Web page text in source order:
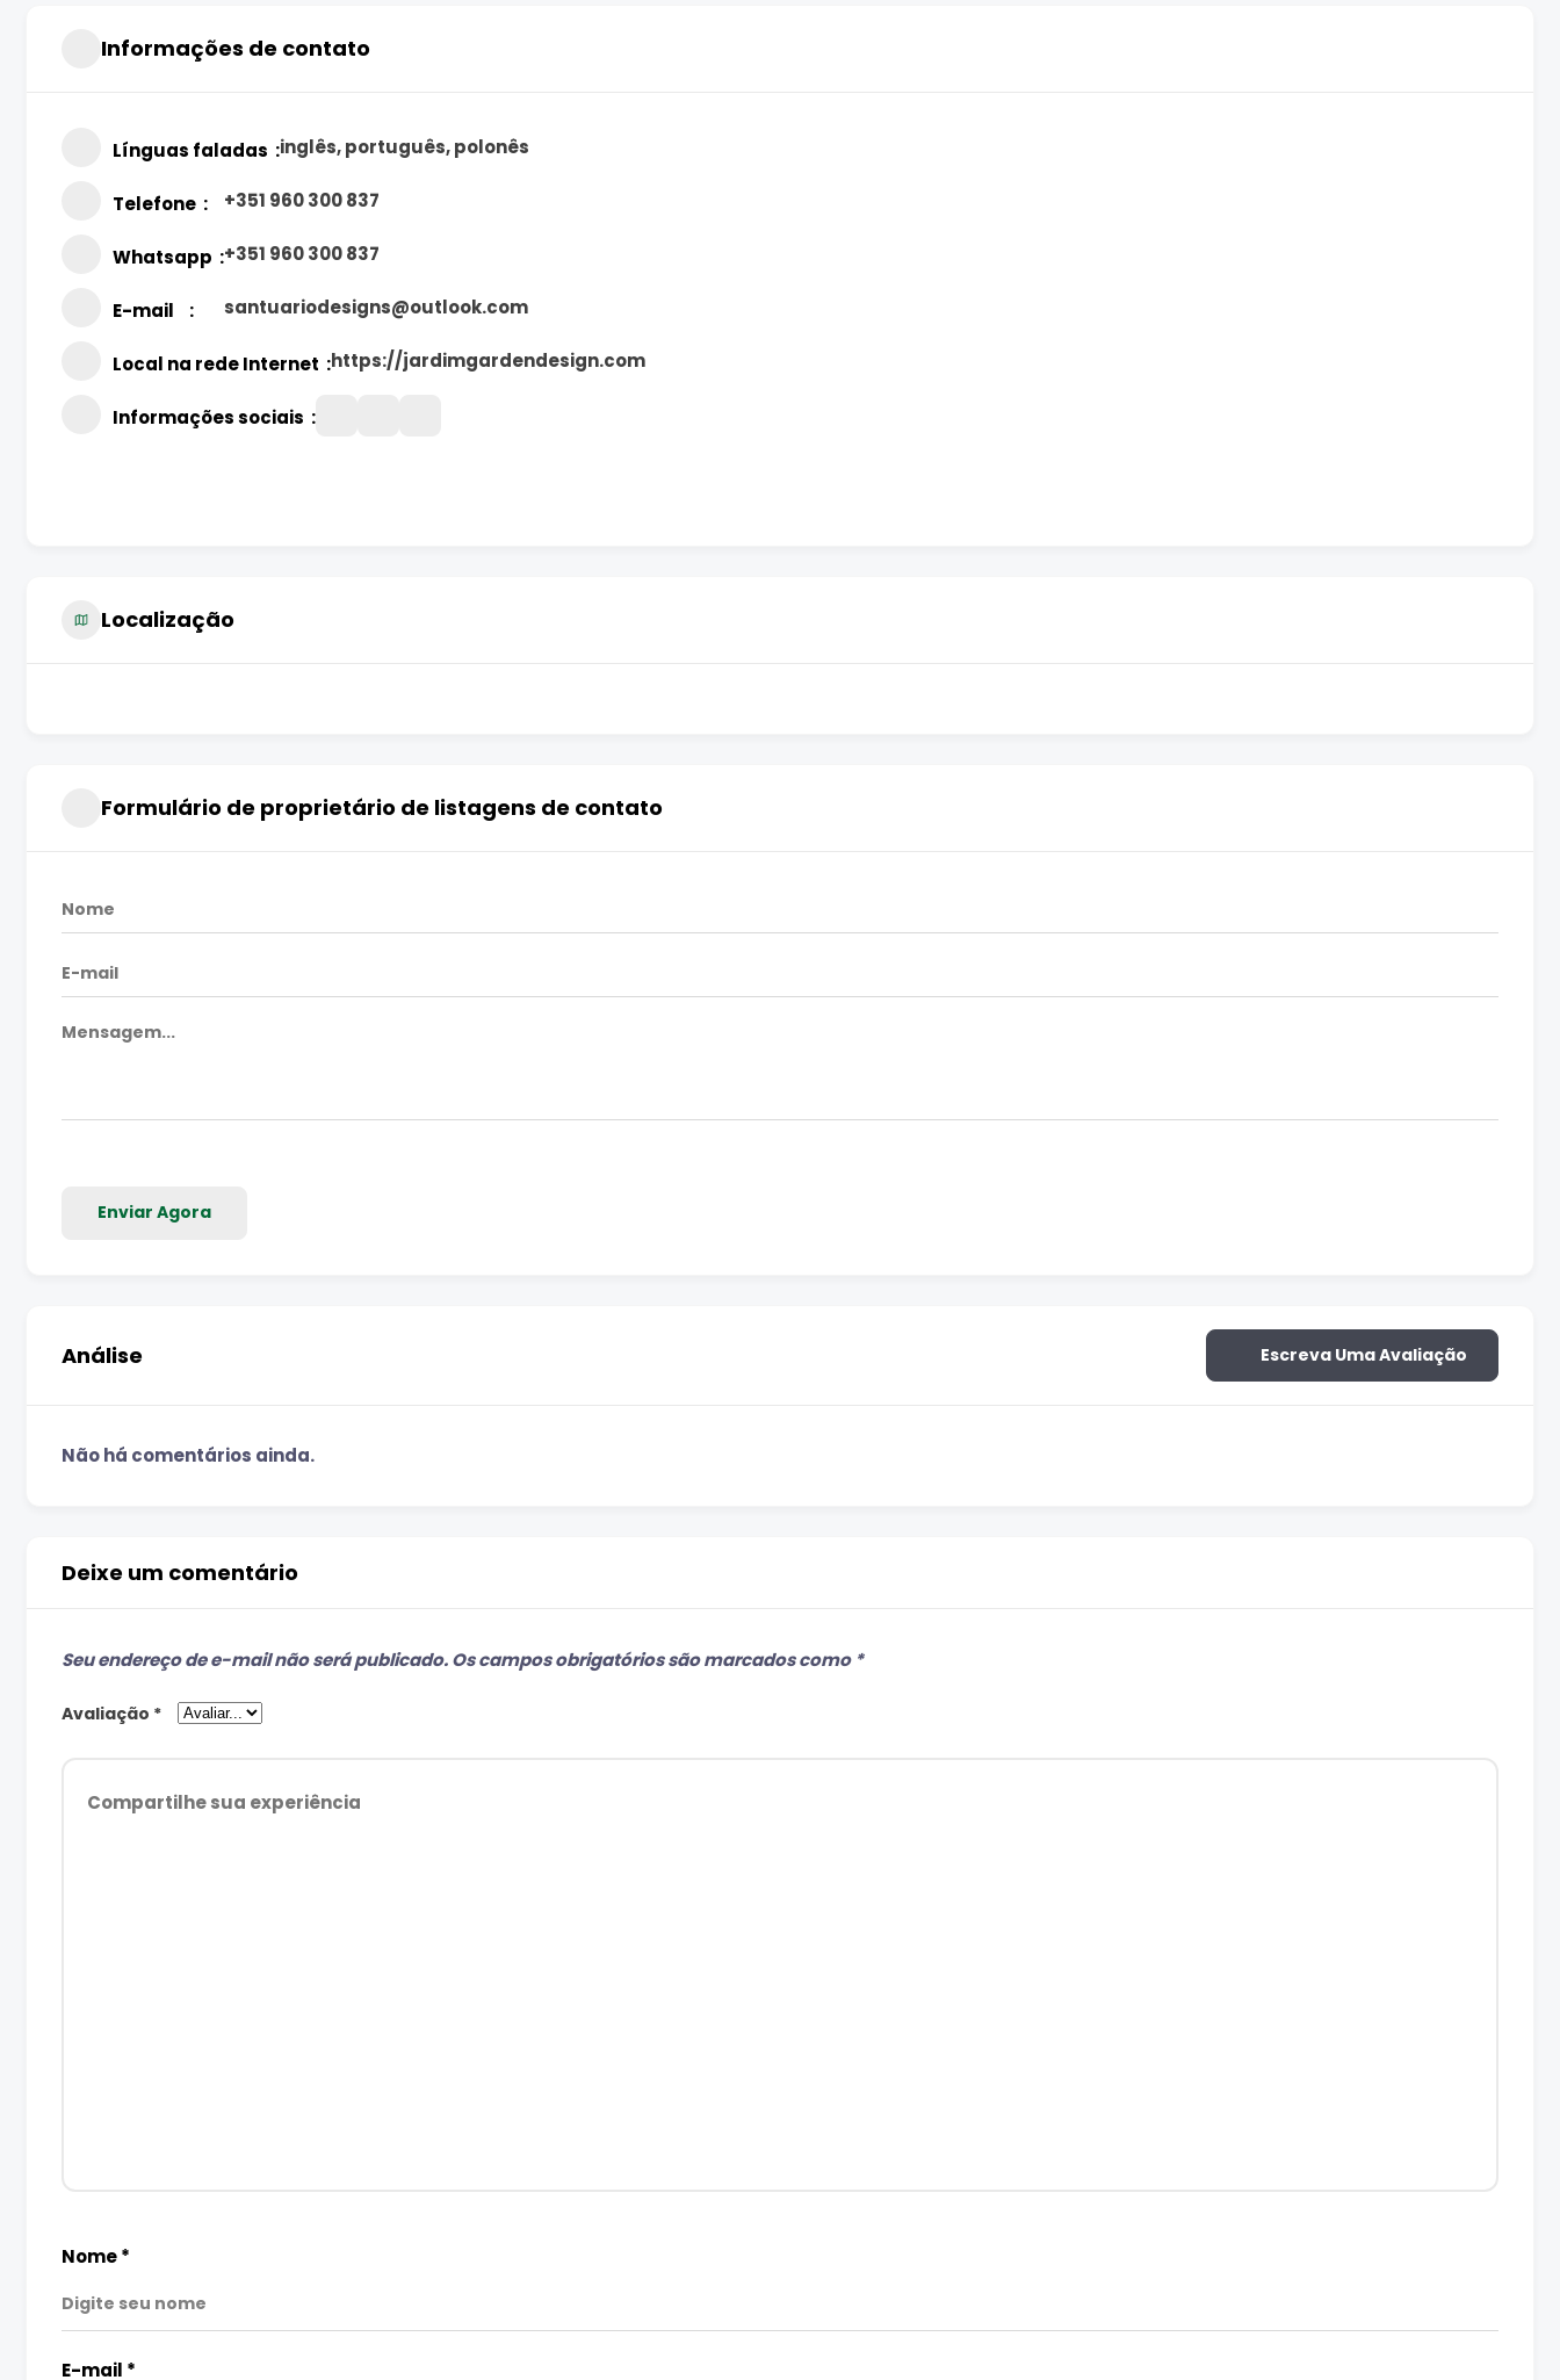
Informações de contato
Línguas faladas inglês, português, polonês
Telefone +351 960 300 837
Whatsapp +351 960 300 837
E-mail santuariodesigns@outlook.com
Local na rede Internet https://jardimgardendesign.com
Informações sociais
Localização
Formulário de proprietário de listagens de contato
Enviar Agora
Análise Escreva Uma Avaliação
Não há comentários ainda.
Deixe um comentário
Seu endereço de e-mail não será publicado.Os campos obrigatórios são marcados como *
Avaliação *
Nome*
E-mail *